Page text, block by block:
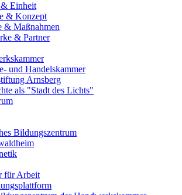
Einheit
& Konzept
& Maßnahmen
& Partner
und Handelskammer
Arnsberg
als "Stadt des Lichts"
Bildungszentrum
für Arbeit